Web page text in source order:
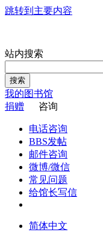
跳转到主要内容
站内搜索
搜索
我的图书馆
捐赠
咨询
电话咨询
BBS发帖
邮件咨询
微博/微信
常见问题
给馆长写信
简体中文